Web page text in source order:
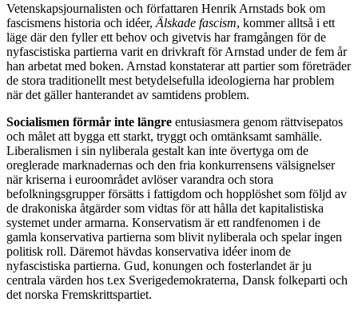
Vetenskapsjournalisten och författaren Henrik Arnstads bok om
fascismens historia och idéer,Älskade fascism, kommer alltså i ett
läge där den fyller ett behov och givetvis har framgången för de
nyfascistiska partierna varit en drivkraft för Arnstad under de fem år
han arbetat med boken. Arnstad konstaterar att partier som företräder
de stora traditionellt mest betydelsefulla ideologierna har problem
när det gäller hanterandet av samtidens problem.
Socialismen förmår inte längre entusiasmera genom rättvisepatos
och målet att bygga ett starkt, tryggt och omtänksamt samhälle.
Liberalismen i sin nyliberala gestalt kan inte övertyga om de
oreglerade marknadernas och den fria konkurrensens välsignelser
när kriserna i euroområdet avlöser varandra och stora
befolkningsgrupper försätts i fattigdom och hopplöshet som följd av
de drakoniska åtgärder som vidtas för att hålla det kapitalistiska
systemet under armarna. Konservatism är ett randfenomen i de
gamla konservativa partierna som blivit nyliberala och spelar ingen
politisk roll. Däremot hävdas konservativa idéer inom de
nyfascistiska partierna. Gud, konungen och fosterlandet är ju
centrala värden hos t.ex Sverigedemokraterna, Dansk folkeparti och
det norska Fremskrittspartiet.